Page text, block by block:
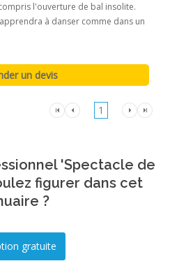
l'ouverture de bal insolite.
à danser comme dans un
1
'Spectacle de
figurer dans cet
?